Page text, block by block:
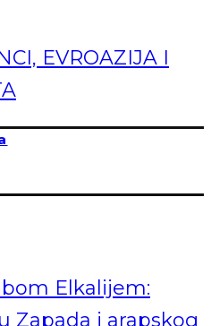
EVROAZIJA I
Elkalijem:
Zapada i arapskog